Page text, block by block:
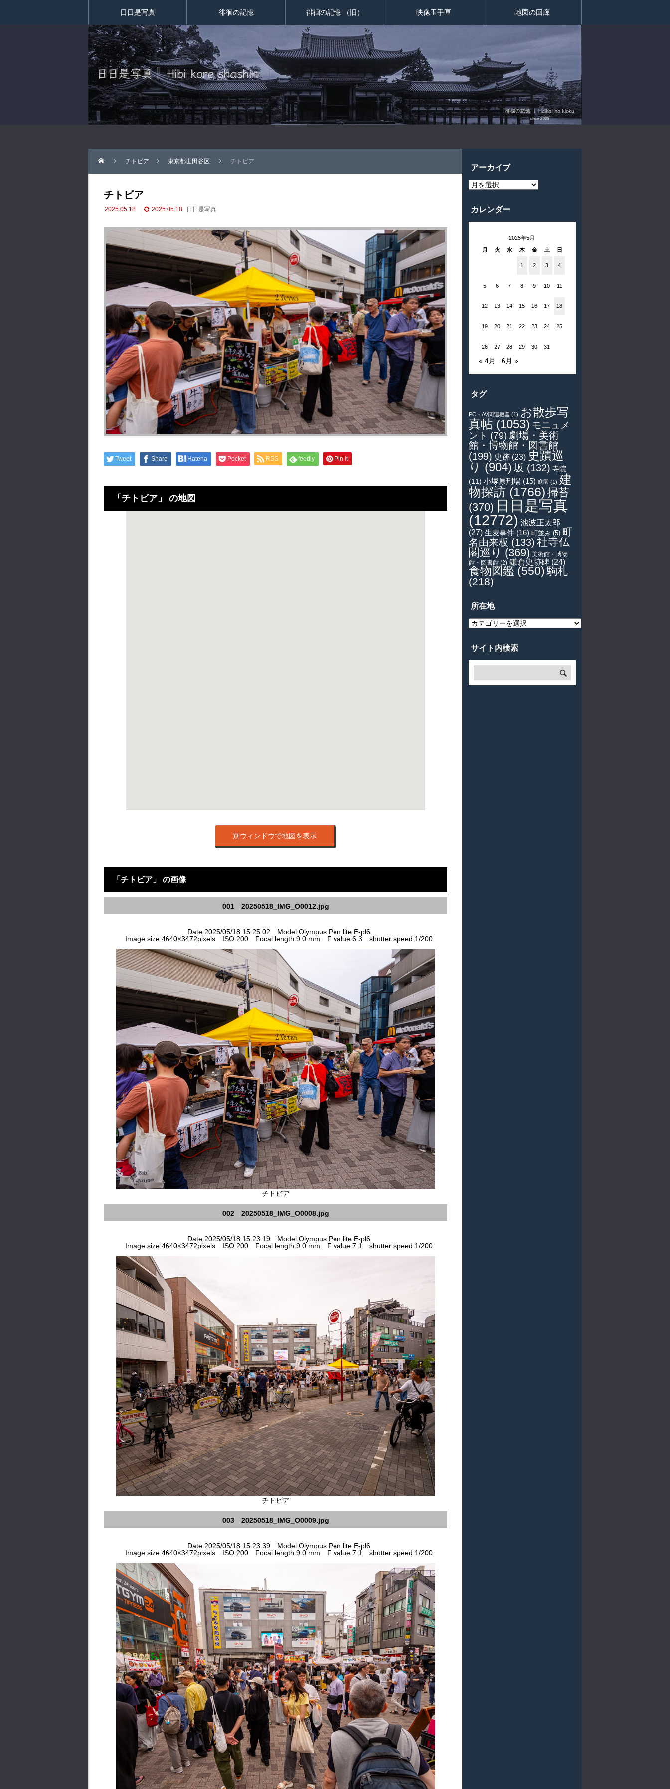
日日是写真 徘徊の記憶 徘徊の記憶 （旧） 映像玉手匣 地図の回廊
チトビア 東京都世田谷区 チトビア
チトビア
2025.05.18 2025.05.18 日日是写真
Tweet Share Hatena Pocket RSS feedly Pin it
「チトビア」 の地図
別ウィンドウで地図を表示
「チトビア」 の画像
001 20250518_IMG_O0012.jpg
Date:2025/05/18 15:25:02 Model:Olympus Pen lite E-pl6
Image size:4640×3472pixels ISO:200 Focal length:9.0 mm F value:6.3 shutter speed:1/200
チトビア
002 20250518_IMG_O0008.jpg
Date:2025/05/18 15:23:19 Model:Olympus Pen lite E-pl6
Image size:4640×3472pixels ISO:200 Focal length:9.0 mm F value:7.1 shutter speed:1/200
チトビア
003 20250518_IMG_O0009.jpg
Date:2025/05/18 15:23:39 Model:Olympus Pen lite E-pl6
Image size:4640×3472pixels ISO:200 Focal length:9.0 mm F value:7.1 shutter speed:1/200
アーカイブ
ア
ー
ブ
カレンダー
2025年5月
月
火 水 木 金 土 日
1 2 3 4
5 6 7 8 9 10 11
12 13 14 15 16 17 18
19 20 21 22 23 24 25
26 27 28 29 30 31
« 4月 6月 »
タグ
PC・AV関連機器(1) お散歩写
真帖(1053) モニュメ
ント (79) 劇場・美術
館・博物館・図書館
(199) 史跡(23) 史蹟巡
り (904) 坂 (132) 寺院
(11) 小塚原刑場(15) 庭園 (1) 建
物探訪 (1766) 掃苔
(370) 日日是写真
(12772) 池波正太郎
(27) 生麦事件(16) 町並み(5) 町
名由来板 (133) 社寺仏
閣巡り (369) 美術館・博物
館・図書館(2) 鎌倉史跡碑(24)
食物図鑑 (550) 駒札
(218)
所在地
所
在
サイト内検索